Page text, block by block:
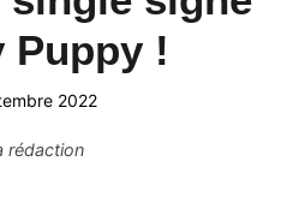
Puppy !
2022
rédaction